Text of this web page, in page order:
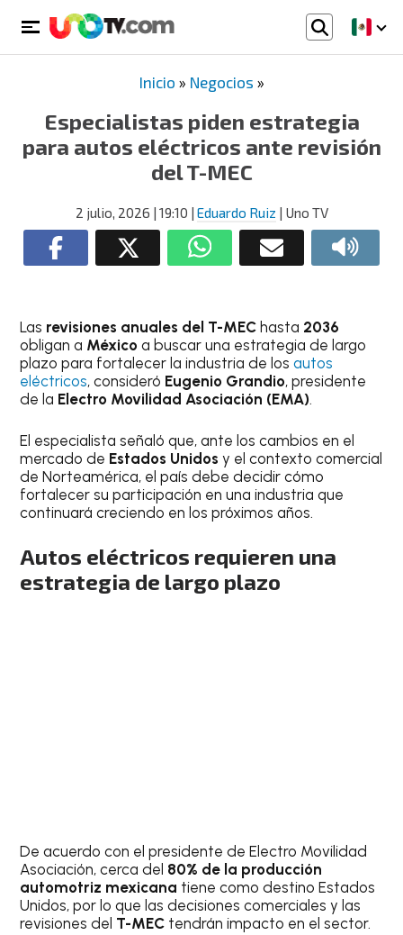
Inicio » Negocios »
Especialistas piden estrategia
para autos eléctricos ante revisión
del T-MEC
2 julio, 2026 | 19:10 | Eduardo Ruiz | Uno TV
Las revisiones anuales del T-MEC hasta 2036
obligan a México a buscar una estrategia de largo
plazo para fortalecer la industria de losautos
eléctricos, consideró Eugenio Grandio, presidente
de la Electro Movilidad Asociación (EMA).
El especialista señaló que, ante los cambios en el
mercado de Estados Unidos y el contexto comercial
de Norteamérica, el país debe decidir cómo
fortalecer su participación en una industria que
continuará creciendo en los próximos años.
Autos eléctricos requieren una
estrategia de largo plazo
De acuerdo con el presidente de Electro Movilidad
Asociación, cerca del 80% de la producción
automotriz mexicana tiene como destino Estados
Unidos, por lo que las decisiones comerciales y las
revisiones del T-MEC tendrán impacto en el sector.